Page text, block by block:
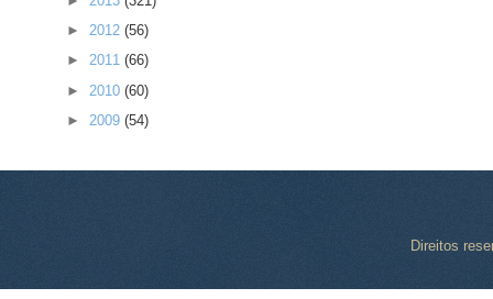
► 2012 (56)
► 2011 (66)
► 2010 (60)
► 2009 (54)
Direitos